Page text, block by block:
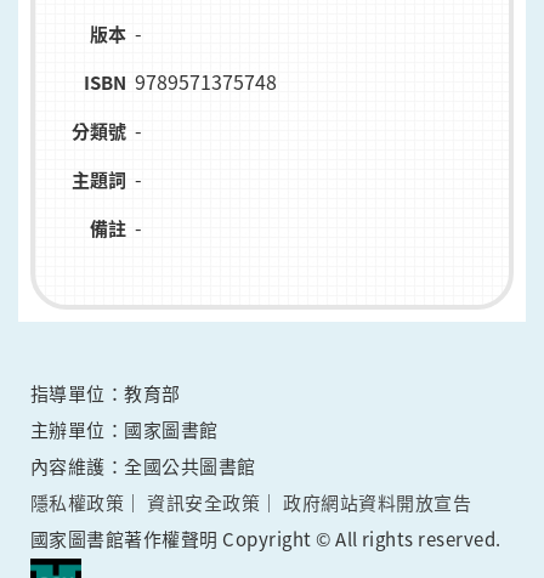
版本 -
ISBN 9789571375748
分類號 -
主題詞 -
備註 -
指導單位：教育部
主辦單位：國家圖書館
內容維護：全國公共圖書館
隱私權政策
資訊安全政策
政府網站資料開放宣告
國家圖書館著作權聲明 Copyright © All rights reserved.